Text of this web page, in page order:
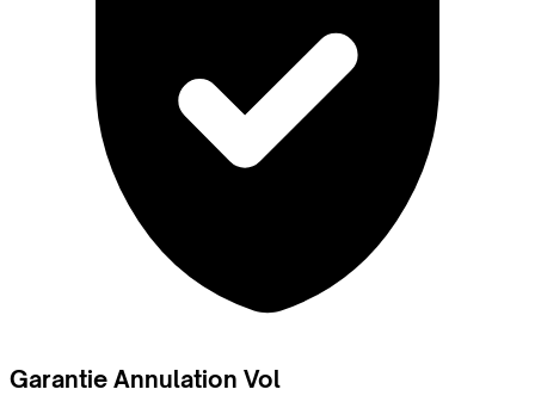
Garantie Annulation Vol